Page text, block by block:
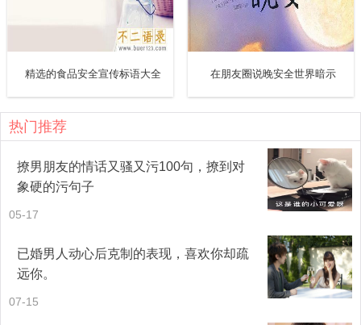
6月25日—6月30日为活动总结阶段。
四、活动方案
项目组织全体管理人员召开会议，传达业主关于活动月的要
求和内容，宣布阜新高速公路FX—03标标活动方案，并布置
工作开展；谁主管谁负责传达活动内容和措施到作业班组和
工点。具体由经理公室组织、监管传达。
2、全员学习、教育
安全环保部负责向全体人员培训安全常识、对特殊工种进行
精选的食品安全宣传标语大全 在朋友圈说晚安全世界暗示
热门推荐
撩男朋友的情话又骚又污100句，撩到对
象硬的污句子
05-17
已婚男人动心后克制的表现，喜欢你却疏
远你。
07-15